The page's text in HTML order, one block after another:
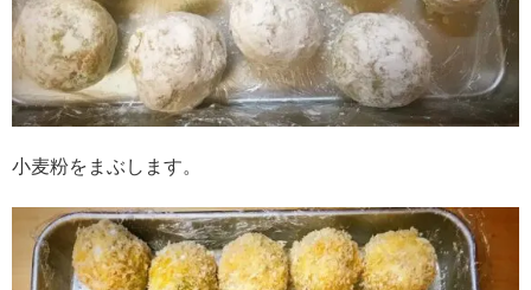
小麦粉をまぶします。